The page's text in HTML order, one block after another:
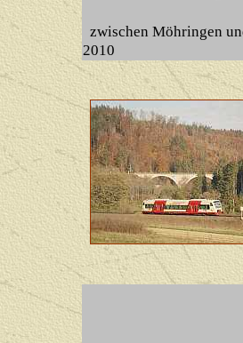
zwischen Möhringen
2010